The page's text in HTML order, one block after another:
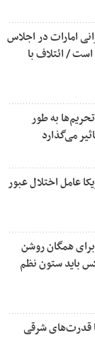
امارات در اجلاس
/ ائتلاف با
به طور
می‌گذارد
عامل اختلال عبور
همگان روشن
باید ستون نظم
قدرت‌های شرقی